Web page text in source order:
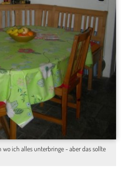
wo ich alles unterbringe - aber das sollte